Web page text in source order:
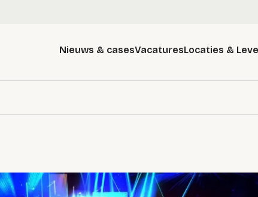
Nieuws & casesVacaturesLocaties &